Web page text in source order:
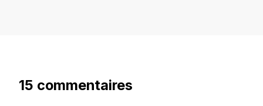
15 commentaires